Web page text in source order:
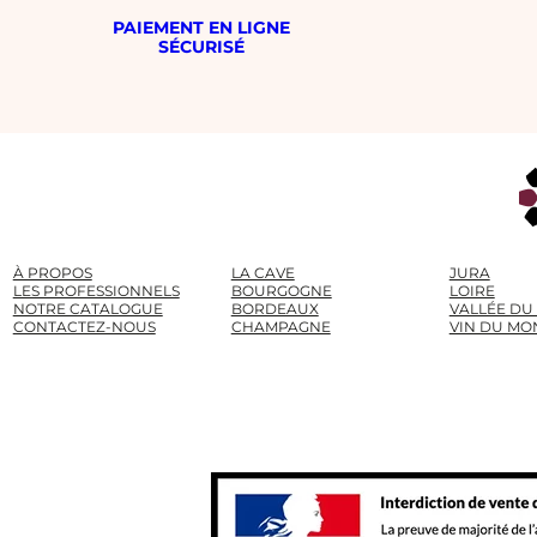
PAIEMENT EN LIGNE
SÉCURISÉ
À PROPOS
LES PROFESSIONNELS
NOTRE CATALOGUE
CONTACTEZ-NOUS
LA CAVE
BOURGOGNE
BORDEAUX
CHAMPAGNE
JURA
LOIRE
VALLÉE DU
VIN DU